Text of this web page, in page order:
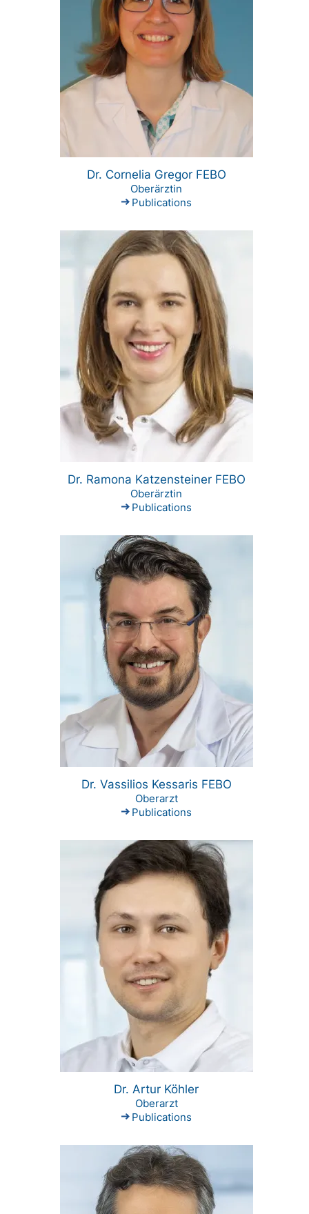
Dr. Cornelia Gregor FEBO
Oberärztin
Publications
Dr. Ramona Katzensteiner FEBO
Oberärztin
Publications
Dr. Vassilios Kessaris FEBO
Oberarzt
Publications
Dr. Artur Köhler
Oberarzt
Publications